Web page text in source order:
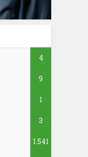
4
9
1
3
1.541